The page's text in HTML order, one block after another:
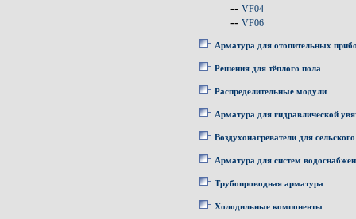
-- VF04
-- VF06
Арматура для отопительных
Решения для тёплого пола
Распределительные модули
Арматура для гидравлической
Воздухонагреватели для
Арматура для систем
Трубопроводная арматура
Холодильные компоненты